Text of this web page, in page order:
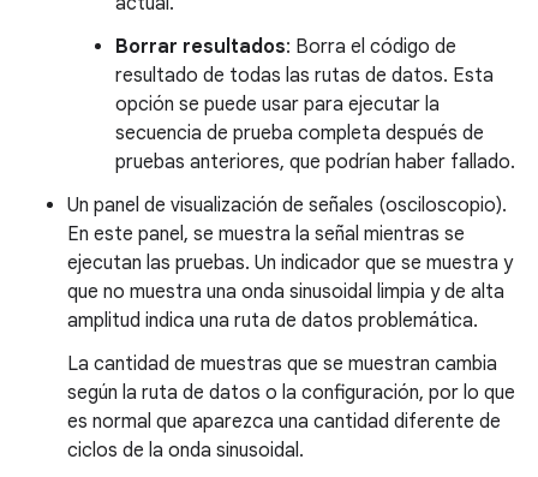
Borrar resultados: Borra el código de
resultado de todas las rutas de datos. Esta
opción se puede usar para ejecutar la
secuencia de prueba completa después de
pruebas anteriores, que podrían haber fallado.
Un panel de visualización de señales (osciloscopio).
En este panel, se muestra la señal mientras se
ejecutan las pruebas. Un indicador que se muestra y
que no muestra una onda sinusoidal limpia y de alta
amplitud indica una ruta de datos problemática.
La cantidad de muestras que se muestran cambia
según la ruta de datos o la configuración, por lo que
es normal que aparezca una cantidad diferente de
ciclos de la onda sinusoidal.